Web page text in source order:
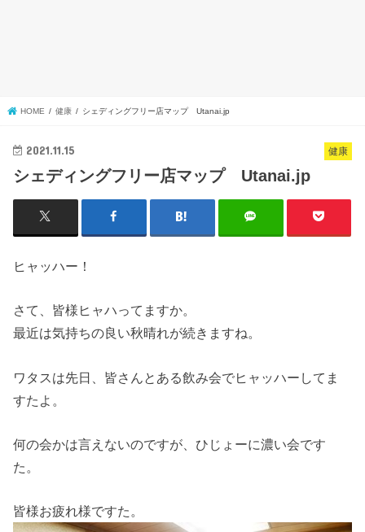
HOME 健康 シェディングフリー店マップ Utanai.jp
健康
2021.11.15
シェディングフリー店マップ Utanai.jp
ヒャッハー！
さて、皆様ヒャハってますか。
最近は気持ちの良い秋晴れが続きますね。
ワタスは先日、皆さんとある飲み会でヒャッハーしてま
すたよ。
何の会かは言えないのですが、ひじょーに濃い会です
た。
皆様お疲れ様ですた。